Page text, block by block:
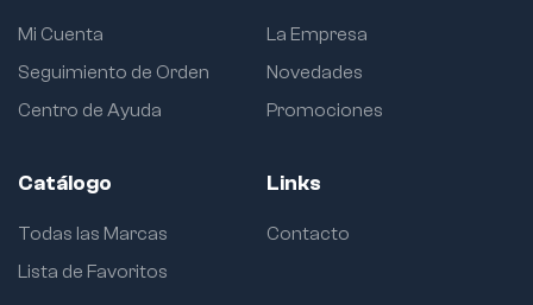
Mi Cuenta
Seguimiento de Orden
Centro de Ayuda
La Empresa
Novedades
Promociones
Catálogo
Todas las Marcas
Lista de Favoritos
Links
Contacto